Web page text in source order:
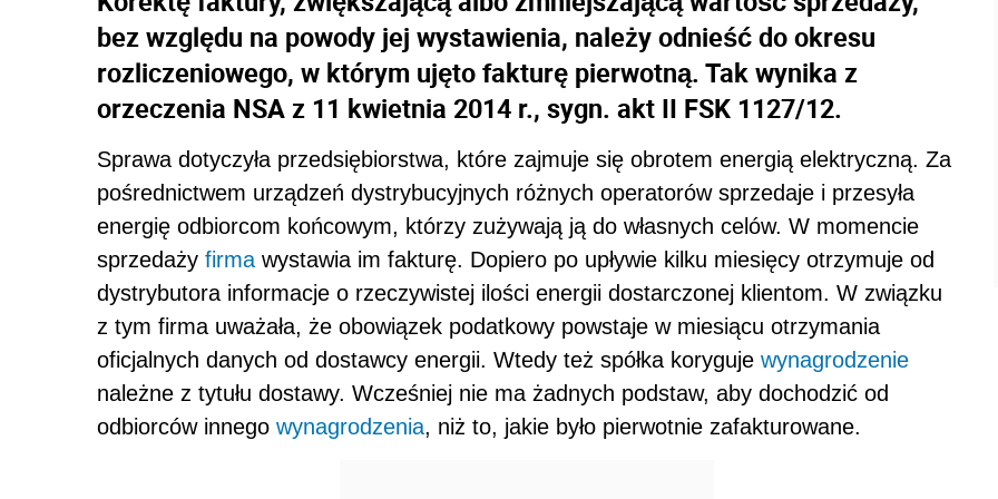
bez względu na powody jej wystawienia, należy odnieść do okresu
rozliczeniowego, w którym ujęto fakturę pierwotną. Tak wynika z
orzeczenia NSA z 11 kwietnia 2014 r., sygn. akt II FSK 1127/12.
Sprawa dotyczyła przedsiębiorstwa, które zajmuje się obrotem energią elektryczną. Za
pośrednictwem urządzeń dystrybucyjnych różnych operatorów sprzedaje i przesyła
energię odbiorcom końcowym, którzy zużywają ją do własnych celów. W momencie
sprzedaży firma wystawia im fakturę. Dopiero po upływie kilku miesięcy otrzymuje od
dystrybutora informacje o rzeczywistej ilości energii dostarczonej klientom. W związku
z tym firma uważała, że obowiązek podatkowy powstaje w miesiącu otrzymania
oficjalnych danych od dostawcy energii. Wtedy też spółka koryguje wynagrodzenie
należne z tytułu dostawy. Wcześniej nie ma żadnych podstaw, aby dochodzić od
odbiorców innego wynagrodzenia, niż to, jakie było pierwotnie zafakturowane.